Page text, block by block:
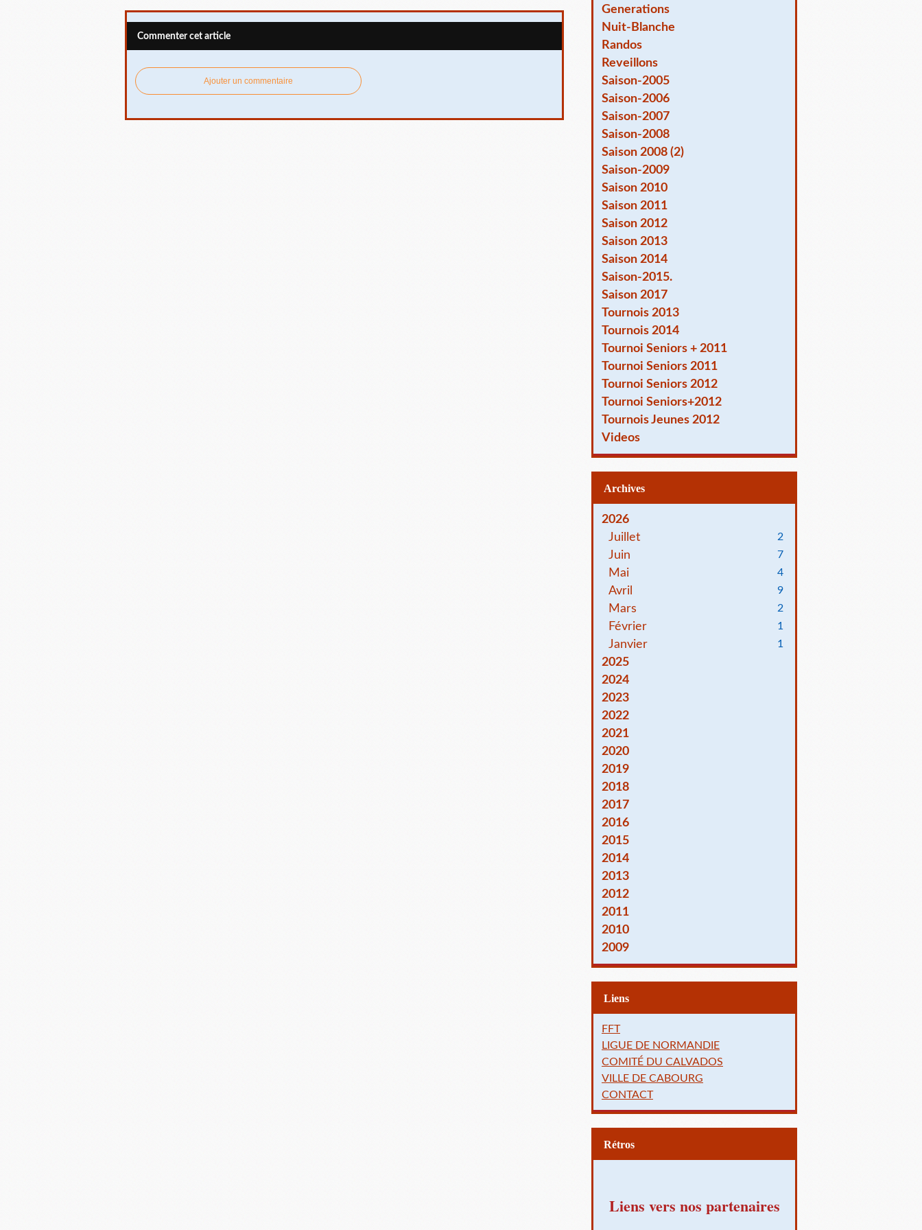
Commenter cet article
Ajouter un commentaire
Generations
Nuit-Blanche
Randos
Reveillons
Saison-2005
Saison-2006
Saison-2007
Saison-2008
Saison 2008 (2)
Saison-2009
Saison 2010
Saison 2011
Saison 2012
Saison 2013
Saison 2014
Saison-2015.
Saison 2017
Tournois 2013
Tournois 2014
Tournoi Seniors + 2011
Tournoi Seniors 2011
Tournoi Seniors 2012
Tournoi Seniors+2012
Tournois Jeunes 2012
Videos
Archives
2026
Juillet
2
Juin 7
Mai 4
Avril 9
Mars 2
Février 1
Janvier 1
2025
2024
2023
2022
2021
2020
2019
2018
2017
2016
2015
2014
2013
2012
2011
2010
2009
Liens
FFT
LIGUE DE NORMANDIE
COMITÉ DU CALVADOS
VILLE DE CABOURG
CONTACT
Rétros
Liens vers nos partenaires